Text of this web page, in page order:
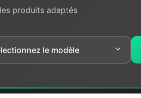
produits adaptés